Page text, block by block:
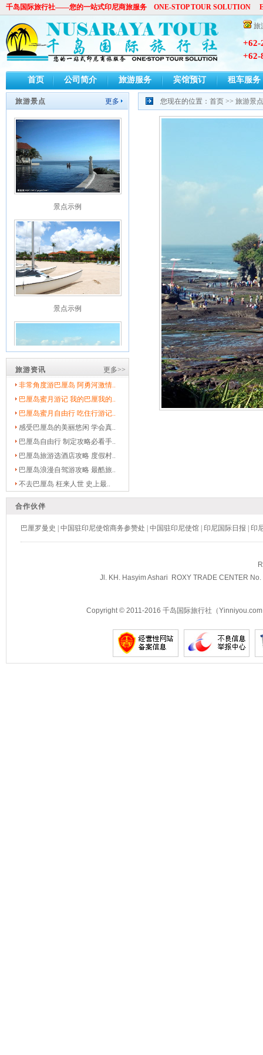
千岛国际旅行社——您的一站式印尼商旅服务 ONE-STOP TOUR SOLUTION
旅
+62-
+62-
首页 公司简介 旅游服务 宾馆预订 租车服务
旅游景点 更多
景点示例
景点示例
景点示例
景点示例
旅游资讯
更多>>
非常角度游巴厘岛 阿勇河激情..
巴厘岛蜜月游记 我的巴厘我的..
巴厘岛蜜月自由行 吃住行游记..
感受巴厘岛的美丽悠闲 学会真..
巴厘岛自由行 制定攻略必看手..
巴厘岛旅游选酒店攻略 度假村..
巴厘岛浪漫自驾游攻略 最酷旅..
不去巴厘岛 枉来人世 史上最..
您现在的位置： 首页 >> 旅游景点
合作伙伴
巴厘罗曼史 中国驻印尼使馆商务参赞处 中国驻印尼使馆 印尼国际日报 印
Jl. KH. Hasyim Ashari ROXY TRADE CENTER
Copyright © 2011-2016 千岛国际旅行社（